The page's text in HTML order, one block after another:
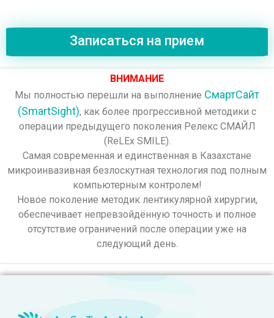
Записаться на прием
ВНИМАНИЕ
Мы полностью перешли на выполнение СмартСайт
(SmartSight), как более прогрессивной методики с
операции предыдущего поколения Релекс СМАЙЛ
(ReLEx SMILE).
Самая современная и единственная в Казахстане
микроинвазивная безлоскутная технология под полным
компьютерным контролем!
Новое поколение методик лентикулярной хирургии,
обеспечивает непревзойдённую точность и полное
отсутствие ограничений после операции уже на
следующий день.